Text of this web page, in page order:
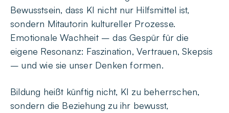
Bewusstsein, dass KI nicht nur Hilfsmittel ist,
sondern Mitautorin kultureller Prozesse.
Emotionale Wachheit – das Gespür für die
eigene Resonanz: Faszination, Vertrauen, Skepsis
– und wie sie unser Denken formen.
Bildung heißt künftig nicht, KI zu beherrschen,
sondern die Beziehung zu ihr bewusst,